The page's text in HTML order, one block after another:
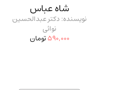
شاه عباس
نویسنده: دکتر عبدالحسین
نوائی
590,000تومان